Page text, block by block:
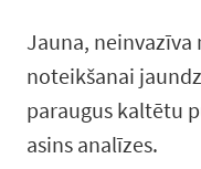
Jauna, neinvazīva
noteikšanai
paraugus kaltētu
asins analīzes.